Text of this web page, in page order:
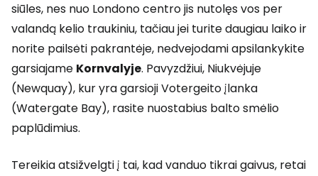
siūles, nes nuo Londono centro jis nutolęs vos per
valandą kelio traukiniu, tačiau jei turite daugiau laiko ir
norite pailsėti pakrantėje, nedvejodami apsilankykite
garsiajame Kornvalyje. Pavyzdžiui, Niukvėjuje
(Newquay), kur yra garsioji Votergeito įlanka
(Watergate Bay), rasite nuostabius balto smėlio
paplūdimius.
Tereikia atsižvelgti į tai, kad vanduo tikrai gaivus, retai